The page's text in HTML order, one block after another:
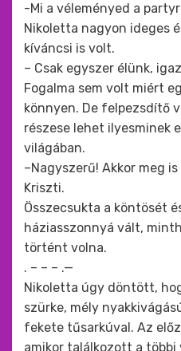
-Mi a véleményed a
Nikoletta nagyon ideges
kíváncsi is volt.
– Csak egyszer élünk,
Fogalma sem volt miért
könnyen. De felpezsdítő
részese lehet ilyesminek
világában.
–Nagyszerű! Akkor meg
Kriszti.
Összecsukta a köntösét
háziasszonnyá vált,
történt volna.
. – – – .—
Nikoletta úgy döntött,
szürke, mély
fekete tűsarkúval. Az
amikor találkozott a